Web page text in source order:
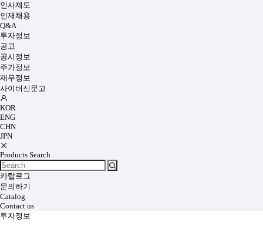
인사제도
인재채용
Q&A
투자정보
공고
공시정보
주가정보
재무정보
사이버신문고
KOR
ENG
CHN
JPN
Products Search
카탈로그
문의하기
Catalog
Contact us
투자정보